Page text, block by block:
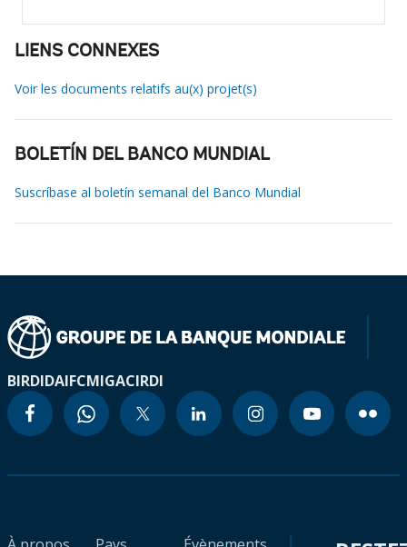
LIENS CONNEXES
Voir les documents relatifs au(x) projet(s)
BOLETÍN DEL BANCO MUNDIAL
Suscríbase al boletín semanal del Banco Mundial
BIRDIDAIFCMIGACIRDI